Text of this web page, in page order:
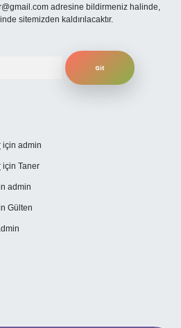
adresine bildirmeniz halinde,
sitemizden kaldırılacaktır.
için admin
için Taner
admin
Gülten